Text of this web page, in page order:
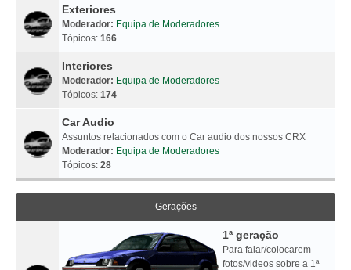
Exteriores
Moderador: Equipa de Moderadores
Tópicos: 166
Interiores
Moderador: Equipa de Moderadores
Tópicos: 174
Car Audio
Assuntos relacionados com o Car audio dos nossos CRX
Moderador: Equipa de Moderadores
Tópicos: 28
Gerações
1ª geração
Para falar/colocarem
fotos/videos sobre a 1ª